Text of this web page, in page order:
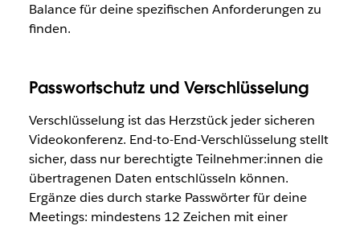
Balance für deine spezifischen Anforderungen zu
finden.
Passwortschutz und Verschlüsselung
Verschlüsselung ist das Herzstück jeder sicheren
Videokonferenz. End-to-End-Verschlüsselung stellt
sicher, dass nur berechtigte Teilnehmer:innen die
übertragenen Daten entschlüsseln können.
Ergänze dies durch starke Passwörter für deine
Meetings: mindestens 12 Zeichen mit einer